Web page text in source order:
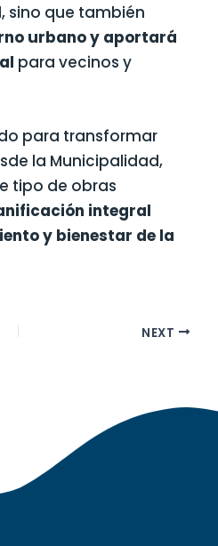
sino que también
urbano y aportará
para vecinos y
para transformar
la Municipalidad,
tipo de obras
integral
y bienestar de la
NEXT